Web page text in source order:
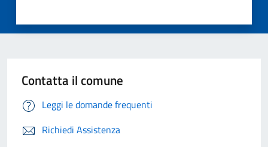
Contatta il comune
Leggi le domande frequenti
Richiedi Assistenza